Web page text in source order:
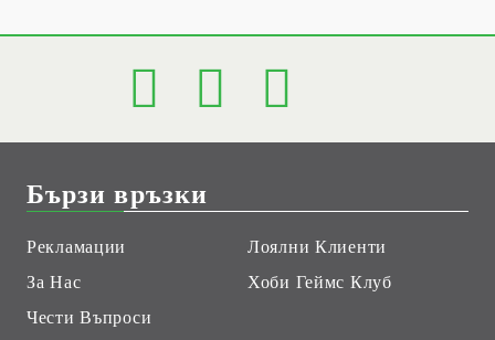
Бързи връзки
Рекламации
За Нас
Чести Въпроси
Лоялни Клиенти
Хоби Геймс Клуб